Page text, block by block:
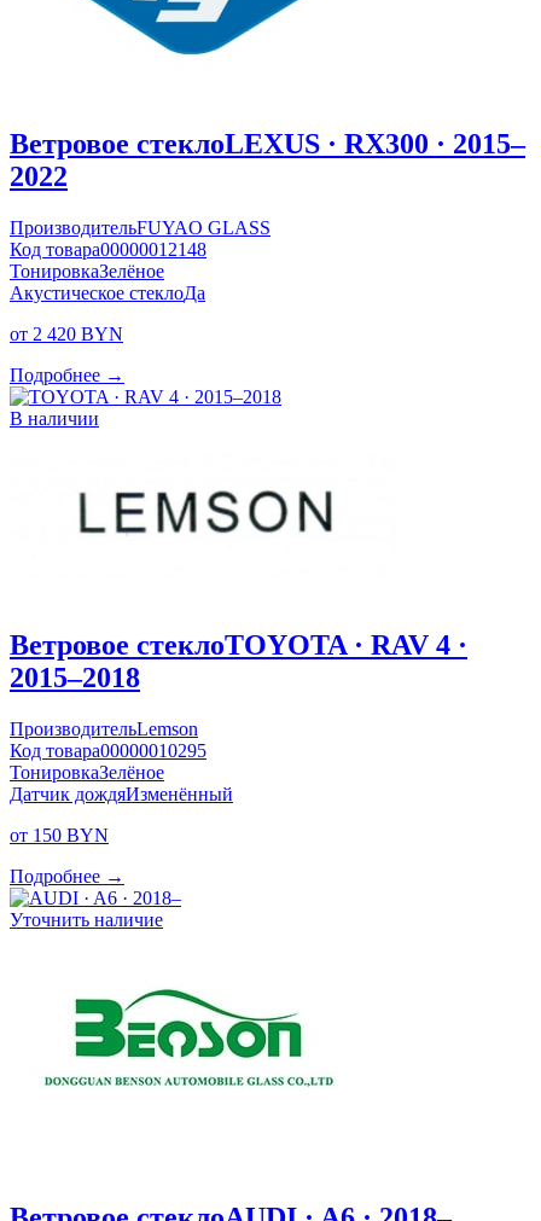
Ветровое стеклоLEXUS · RX300 · 2015–
2022
ПроизводительFUYAO GLASS
Код товара00000012148
ТонировкаЗелёное
Акустическое стеклоДа
от 2 420 BYN
Подробнее →
В наличии
Ветровое стеклоTOYOTA · RAV 4 ·
2015–2018
ПроизводительLemson
Код товара00000010295
ТонировкаЗелёное
Датчик дождяИзменённый
от 150 BYN
Подробнее →
Уточнить наличие